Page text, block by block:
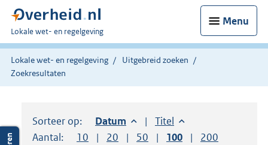
Menu
U
bent
hier:
Lokale wet- en regelgeving
Lokale wet- en regelgeving
Uitgebreid zoeken
Zoekresultaten
Sorteer op: Sorteer op:
Datum aflopendSorteer op:
Titel oplopend
Aantal:
Toon
10 resultaten per pagina
Toon
20 resultaten per pagina
Toon
50 resultaten per pagina
Toon
100 resultaten per
Toon
200